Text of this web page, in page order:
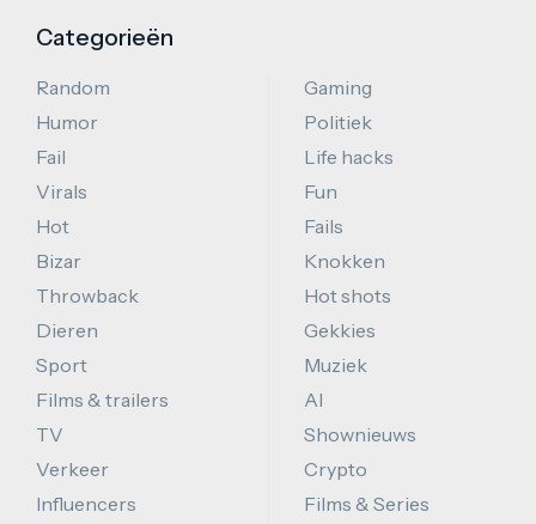
Categorieën
Random
Humor
Fail
Virals
Hot
Bizar
Throwback
Dieren
Sport
Films & trailers
TV
Verkeer
Influencers
Gaming
Politiek
Life hacks
Fun
Fails
Knokken
Hot shots
Gekkies
Muziek
AI
Shownieuws
Crypto
Films & Series